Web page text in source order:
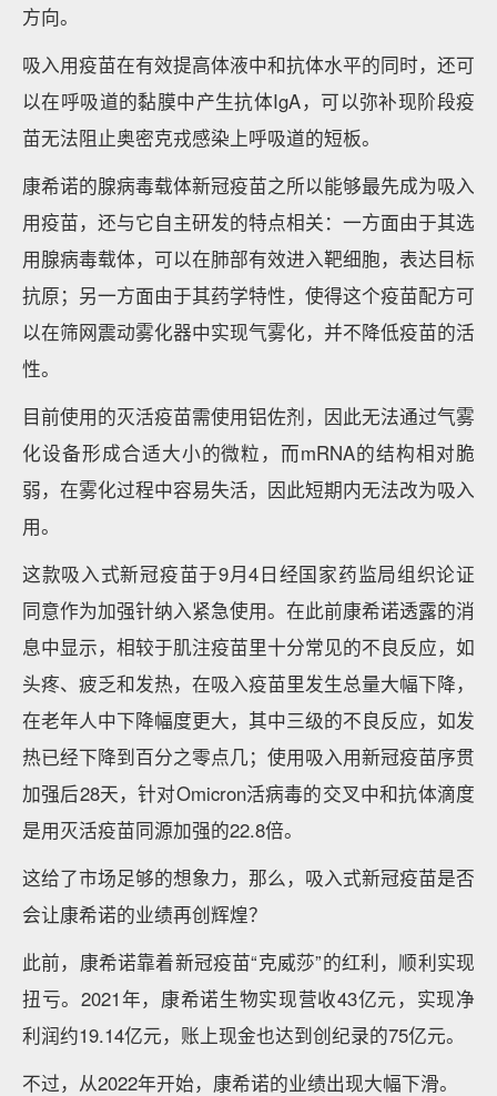
方向。
吸入用疫苗在有效提高体液中和抗体水平的同时，还可
以在呼吸道的黏膜中产生抗体IgA，可以弥补现阶段疫
苗无法阻止奥密克戎感染上呼吸道的短板。
康希诺的腺病毒载体新冠疫苗之所以能够最先成为吸入
用疫苗，还与它自主研发的特点相关：一方面由于其选
用腺病毒载体，可以在肺部有效进入靶细胞，表达目标
抗原；另一方面由于其药学特性，使得这个疫苗配方可
以在筛网震动雾化器中实现气雾化，并不降低疫苗的活
性。
目前使用的灭活疫苗需使用铝佐剂，因此无法通过气雾
化设备形成合适大小的微粒，而mRNA的结构相对脆
弱，在雾化过程中容易失活，因此短期内无法改为吸入
用。
这款吸入式新冠疫苗于9月4日经国家药监局组织论证
同意作为加强针纳入紧急使用。在此前康希诺透露的消
息中显示，相较于肌注疫苗里十分常见的不良反应，如
头疼、疲乏和发热，在吸入疫苗里发生总量大幅下降，
在老年人中下降幅度更大，其中三级的不良反应，如发
热已经下降到百分之零点几；使用吸入用新冠疫苗序贯
加强后28天，针对Omicron活病毒的交叉中和抗体滴度
是用灭活疫苗同源加强的22.8倍。
这给了市场足够的想象力，那么，吸入式新冠疫苗是否
会让康希诺的业绩再创辉煌？
此前，康希诺靠着新冠疫苗“克威莎”的红利，顺利实现
扭亏。2021年，康希诺生物实现营收43亿元，实现净
利润约19.14亿元，账上现金也达到创纪录的75亿元。
不过，从2022年开始，康希诺的业绩出现大幅下滑。